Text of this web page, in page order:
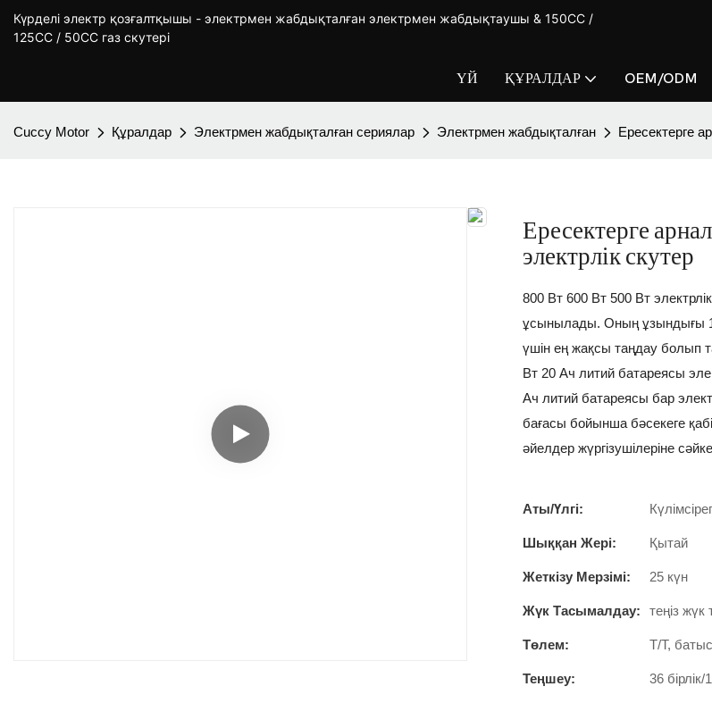
Күрделі электр қозғалтқышы - электрмен жабдықталған электрмен жабдықтаушы & 150CC /
125CC / 50CC газ скутері
ҮЙ ҚҰРАЛДАР OEM/ODM
Cuccy Motor Құралдар Электрмен жабдықталған сериялар Электрмен жабдықталған Ересектерге
Ересектерге
электрлік скутер
800 Вт 600 Вт 500 Вт
ұсынылады. Оның ұзындығы
үшін ең жақсы таңдау болып
Вт 20 Ач литий батареясы
Ач литий батареясы бар
бағасы бойынша бәсекеге
әйелдер жүргізушілеріне
Аты/Үлгі:
Шыққан Жері: Қытай
Жеткізу Мерзімі: 25 күн
Жүк Тасымалдау: теңіз
Төлем: T/T,
Теңшеу: 36